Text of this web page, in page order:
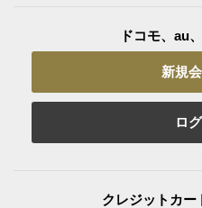
ドコモ、au
新規
ロ
クレジットカ